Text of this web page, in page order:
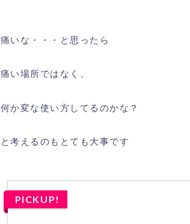
痛いな・・・と思ったら
痛い場所ではなく、
何か変な使い方してるのかな？
と考えるのもとても大事です
PICKUP!